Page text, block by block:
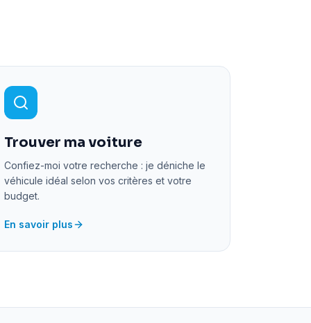
Trouver ma voiture
Confiez-moi votre recherche : je déniche le
véhicule idéal selon vos critères et votre
budget.
En savoir plus